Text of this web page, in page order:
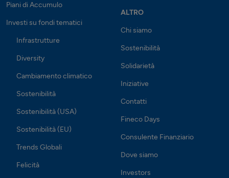
Piani di Accumulo
Investi su fondi tematici
Infrastrutture
Diversity
Cambiamento climatico
Sostenibilità
Sostenibilità (USA)
Sostenibilità (EU)
Trends Globali
Felicità
ALTRO
Chi siamo
Sostenibilità
Solidarietà
Iniziative
Contatti
Fineco Days
Consulente Finanziario
Dove siamo
Investors